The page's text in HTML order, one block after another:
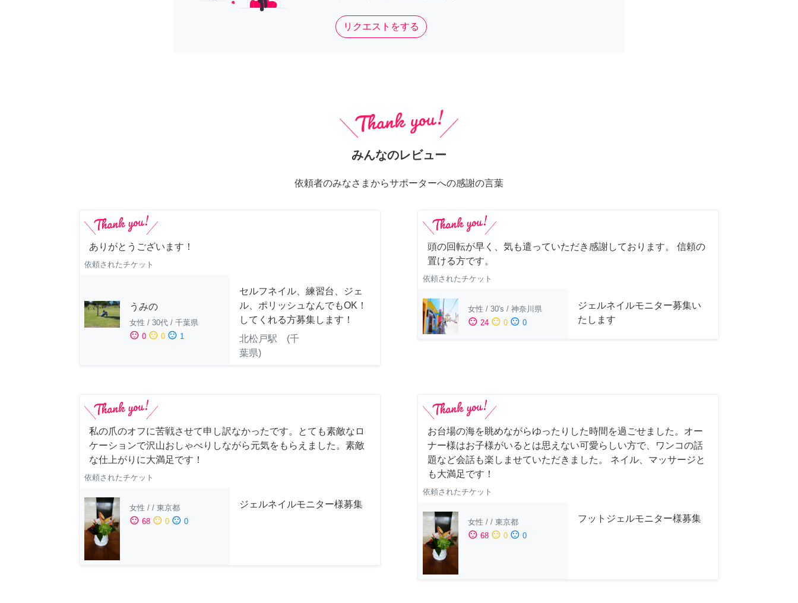
リクエストをする
みんなのレビュー
依頼者のみなさまからサポーターへの感謝の言葉
ありがとうございます！
依頼されたチケット
うみの
女性 / 30代 / 千葉県
sentiment_satisfied 0 sentiment_neutral 0 sentiment_dissatisfied 1
セルフネイル、練習台、ジェ
ル、ポリッシュなんでもOK！
してくれる方募集します！
北松戸駅 (千
葉県)
頭の回転が早く、気も遣っていただき感謝しております。 信頼の
置ける方です。
依頼されたチケット
女性 / 30's / 神奈川県
sentiment_satisfied 24 sentiment_neutral 0 sentiment_dissatisfied 0
ジェルネイルモニター募集い
たします
私の爪のオフに苦戦させて申し訳なかったです。とても素敵なロ
ケーションで沢山おしゃべりしながら元気をもらえました。素敵
な仕上がりに大満足です！
依頼されたチケット
女性 / / 東京都
sentiment_satisfied 68 sentiment_neutral 0 sentiment_dissatisfied 0
ジェルネイルモニター様募集
お台場の海を眺めながらゆったりした時間を過ごせました。オー
ナー様はお子様がいるとは思えない可愛らしい方で、ワンコの話
題など会話も楽しませていただきました。 ネイル、マッサージと
も大満足です！
依頼されたチケット
女性 / / 東京都
sentiment_satisfied 68 sentiment_neutral 0 sentiment_dissatisfied 0
フットジェルモニター様募集